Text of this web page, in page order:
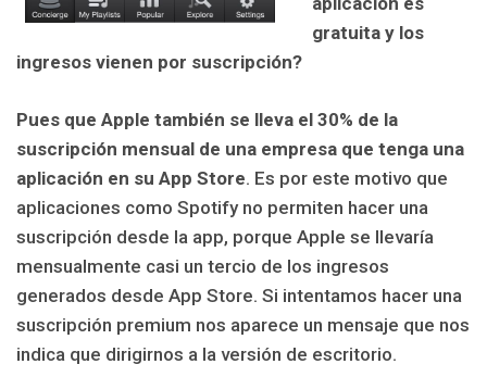
gratuita y los
ingresos vienen por suscripción?
Pues que Apple también se lleva el 30% de la
suscripción mensual de una empresa que tenga una
aplicación en su App Store. Es por este motivo que
aplicaciones como Spotify no permiten hacer una
suscripción desde la app, porque Apple se llevaría
mensualmente casi un tercio de los ingresos
generados desde App Store. Si intentamos hacer una
suscripción premium nos aparece un mensaje que nos
indica que dirigirnos a la versión de escritorio.